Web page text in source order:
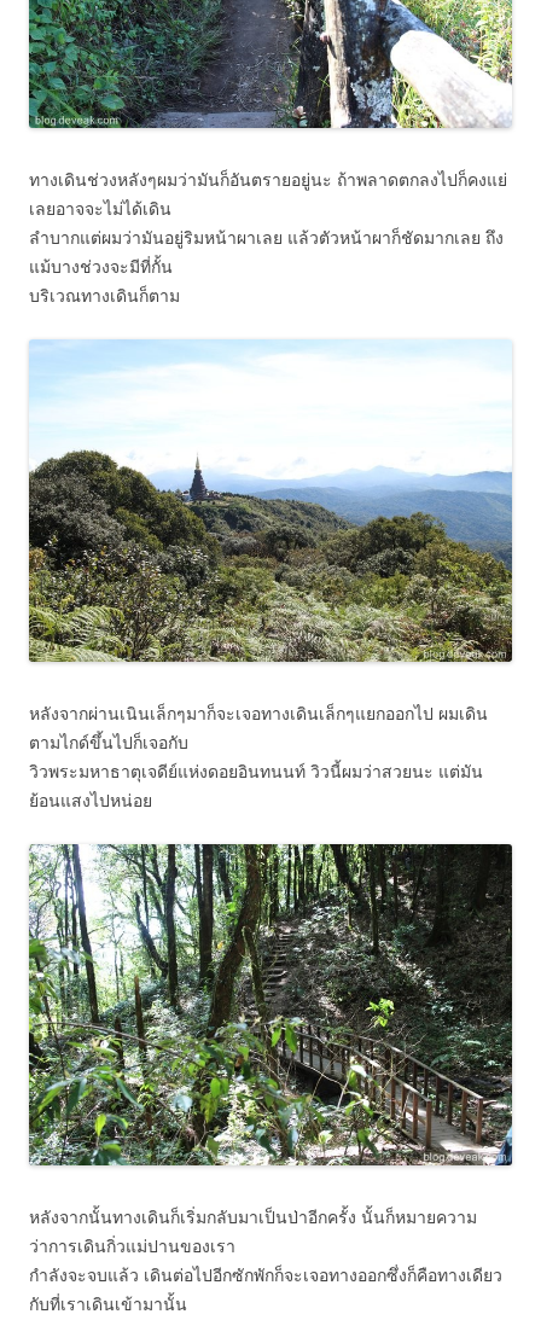
ทางเดินช่วงหลังๆผมว่ามันก็อันตรายอยู่นะ ถ้าพลาดตกลงไปก็คงแย่
เลยอาจจะไม่ได้เดิน
ลำบากแต่ผมว่ามันอยู่ริมหน้าผาเลย แล้วตัวหน้าผาก็ชัดมากเลย ถึง
แม้บางช่วงจะมีที่กั้น
บริเวณทางเดินก็ตาม
หลังจากผ่านเนินเล็กๆมาก็จะเจอทางเดินเล็กๆแยกออกไป ผมเดิน
ตามไกด์ขึ้นไปก็เจอกับ
วิวพระมหาธาตุเจดีย์แห่งดอยอินทนนท์ วิวนี้ผมว่าสวยนะ แต่มัน
ย้อนแสงไปหน่อย
หลังจากนั้นทางเดินก็เริ่มกลับมาเป็นป่าอีกครั้ง นั้นก็หมายความ
ว่าการเดินกิ่วแม่ปานของเรา
กำลังจะจบแล้ว เดินต่อไปอีกซักพักก็จะเจอทางออกซึ่งก็คือทางเดียว
กับที่เราเดินเข้ามานั้น